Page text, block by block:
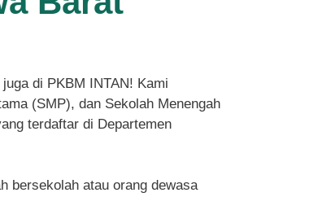
di PKBM INTAN! Kami
(SMP), dan Sekolah Menengah
terdaftar di Departemen
bersekolah atau orang dewasa